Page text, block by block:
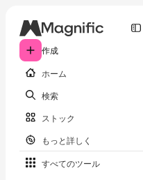
作成
ホーム
検索
ストック
もっと詳しく
すべてのツール